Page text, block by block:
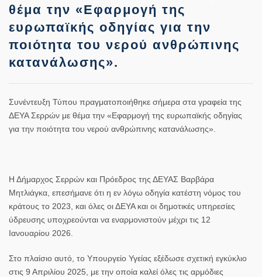
θέμα την «Εφαρμογή της
ευρωπαϊκής οδηγίας για την
ποιότητα του νερού ανθρώπινης
κατανάλωσης».
Συνέντευξη Τύπου πραγματοποιήθηκε σήμερα στα γραφεία της
ΔΕΥΑ Σερρών με θέμα την «Εφαρμογή της ευρωπαϊκής οδηγίας
για την ποιότητα του νερού ανθρώπινης κατανάλωσης»
Η Δήμαρχος Σερρών και Πρόεδρος της ΔΕΥΑΣ Βαρβάρα
Μητλιάγκα , επεσήμανε ότι η εν λόγω οδηγία κατέστη νόμος του
κράτους το 2023 , και όλες οι ΔΕΥΑ και οι δημοτικές υπηρεσίες
ύδρευσης υποχρεούνται να εναρμονιστούν μέχρι τις 12
Ιανουαρίου 2026
Στο πλαίσιο αυτό, το Υπουργείο Υγείας εξέδωσε σχετική εγκύκλιο
στις 9 Απριλίου 2025 , με την οποία καλεί όλες τις αρμόδιες